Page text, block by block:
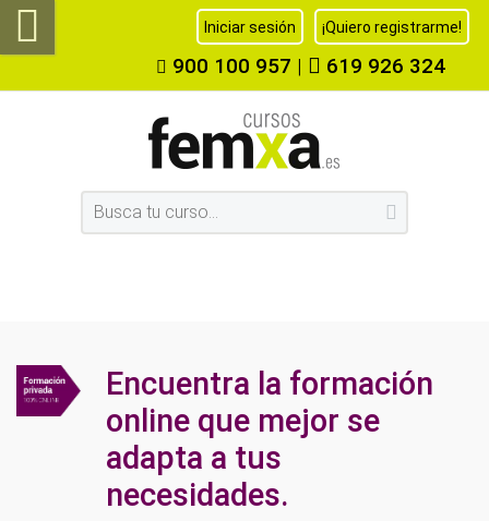
Iniciar sesión ¡Quiero registrarme!
900 100 957 | 619 926 324
Encuentra la formación
online que mejor se
adapta a tus
necesidades.